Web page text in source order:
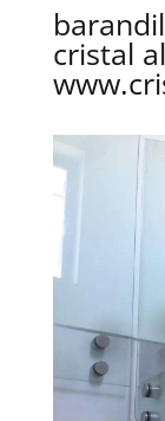
cristal